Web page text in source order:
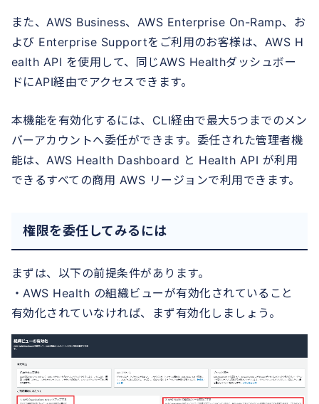
また、AWS Business、AWS Enterprise On-Ramp、お
よび Enterprise Supportをご利用のお客様は、AWS H
ealth API を使用して、同じAWS Healthダッシュボー
ドにAPI経由でアクセスできます。
本機能を有効化するには、CLI経由で最大5つまでのメン
バーアカウントへ委任ができます。委任された管理者機
能は、AWS Health Dashboard と Health API が利用
できるすべての商用 AWS リージョンで利用できます。
権限を委任してみるには
まずは、以下の前提条件があります。
・AWS Health の組織ビューが有効化されていること
有効化されていなければ、まず有効化しましょう。